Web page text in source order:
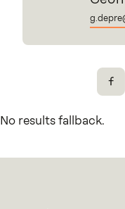
No results fallback.